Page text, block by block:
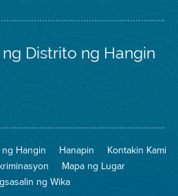
Distrito ng Hangin
Iligtas
Hangin
8774
na
Pagsunog
Hangin Hanapin
Kontakin Kami
Mapa ng Lugar
ng Wika